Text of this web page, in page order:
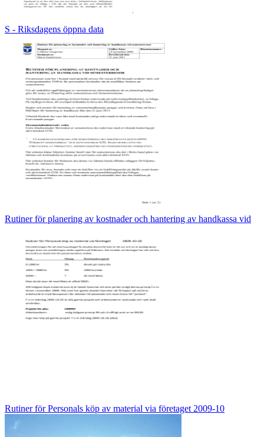
S - Riksdagens öppna data
Rutiner för planering av kostnader och hantering av handkassa vid
Rutiner för Personals köp av material via företaget 2009-10